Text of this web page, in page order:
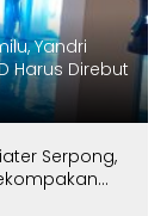
Yandri
Harus Direbut
Serpong,